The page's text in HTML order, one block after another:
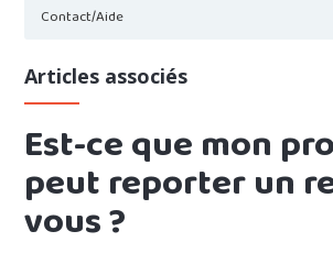
Contact/Aide
Articles associés
Est-ce que mon
peut reporter un
vous ?